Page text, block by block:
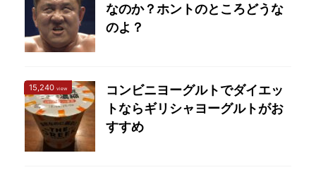
NJPWWORLDで過去の
試合を出してくれたり、
NJPW Togetherでファ
開催されるとしたら
「SAKURA GENESIS
2020」なのですが、前
回大会の結果をふまえて
なのか？ホントのところどうな
のよ？
15,240 view
コンビニヨーグルトでダイエッ
トならギリシャヨーグルトがお
すすめ